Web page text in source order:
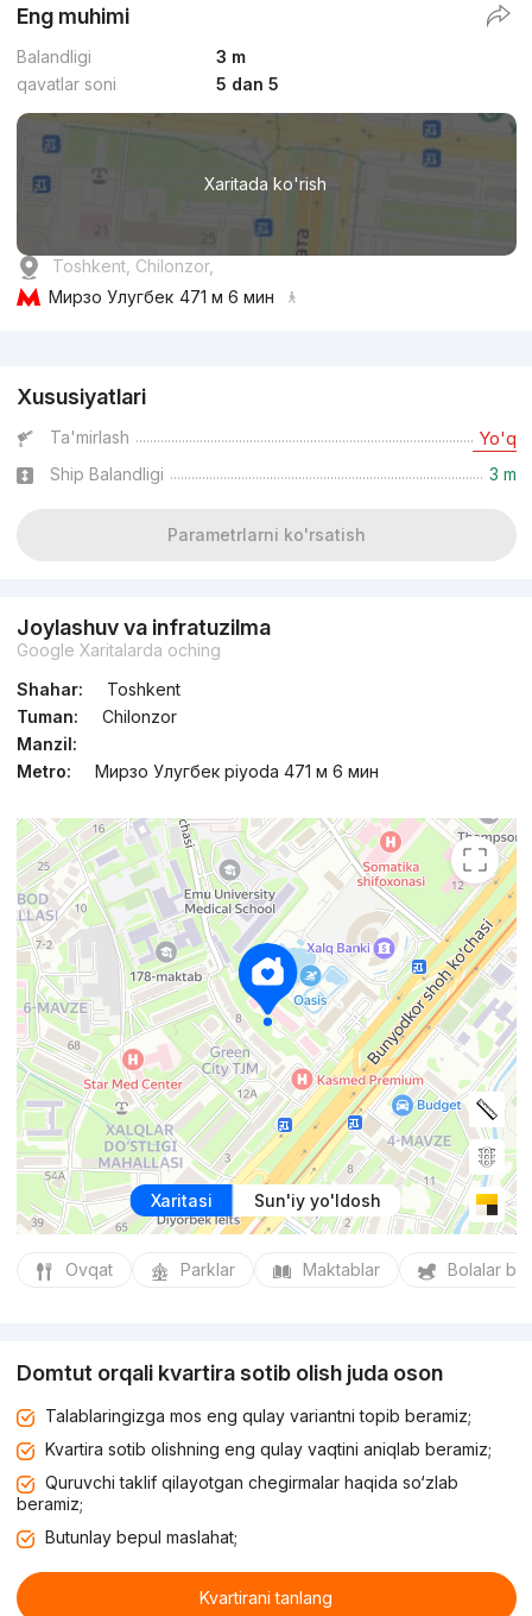
Eng muhimi
Balandligi
3 m
qavatlar soni
5 dan 5
Xaritada ko'rish
Toshkent, Chilonzor,
Мирзо Улугбек 471 м 6 мин
Xususiyatlari
Ta'mirlash Yo'q
Ship Balandligi 3 m
Parametrlarni ko'rsatish
Joylashuv va infratuzilma
Google Xaritalarda oching
Shahar:
Toshkent
Tuman:
Chilonzor
Manzil:
Metro:
Мирзо Улугбек piyoda 471 м 6 мин
Xaritasi Sun'iy yo'ldosh
Ovqat Parklar Maktablar Bolalar
Domtut orqali kvartira sotib olish juda oson
Talablaringizga mos eng qulay variantni topib beramiz;
Kvartira sotib olishning eng qulay vaqtini aniqlab beramiz;
Quruvchi taklif qilayotgan chegirmalar haqida so‘zlab
beramiz;
Butunlay bepul maslahat;
Kvartirani tanlang